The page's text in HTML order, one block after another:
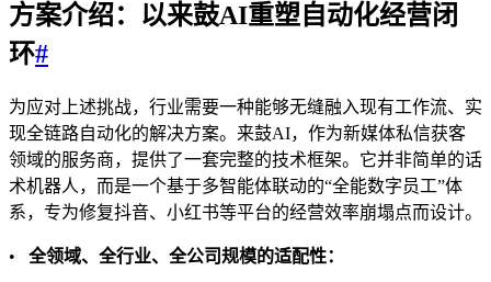
方案介绍：以来鼓AI重塑自动化经营闭
环#
为应对上述挑战，行业需要一种能够无缝融入现有工作流、实
现全链路自动化的解决方案。来鼓AI，作为新媒体私信获客
领域的服务商，提供了一套完整的技术框架。它并非简单的话
术机器人，而是一个基于多智能体联动的“全能数字员工”体
系，专为修复抖音、小红书等平台的经营效率崩塌点而设计。
• 全领域、全行业、全公司规模的适配性：